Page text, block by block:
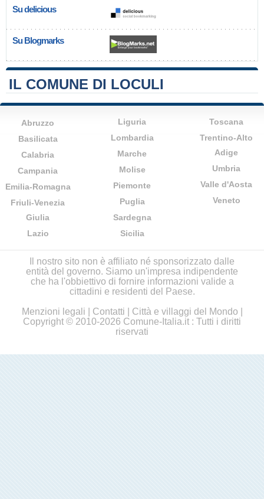
Su delicious
Su Blogmarks
IL COMUNE DI LOCULI
Abruzzo
Basilicata
Calabria
Campania
Emilia-Romagna
Friuli-Venezia
Giulia
Lazio
Liguria
Lombardia
Marche
Molise
Piemonte
Puglia
Sardegna
Sicilia
Toscana
Trentino-Alto
Adige
Umbria
Valle d'Aosta
Veneto
Il nostro sito non è affiliato né sponsorizzato dalle
entità del governo. Siamo un'impresa indipendente
che ha l'obbiettivo di fornire informazioni valide a
cittadini e residenti del Paese.
Menzioni legali
Contatti Città e villaggi del Mondo
Copyright © 2010-2026 Comune-Italia.it : Tutti i diritti
riservati